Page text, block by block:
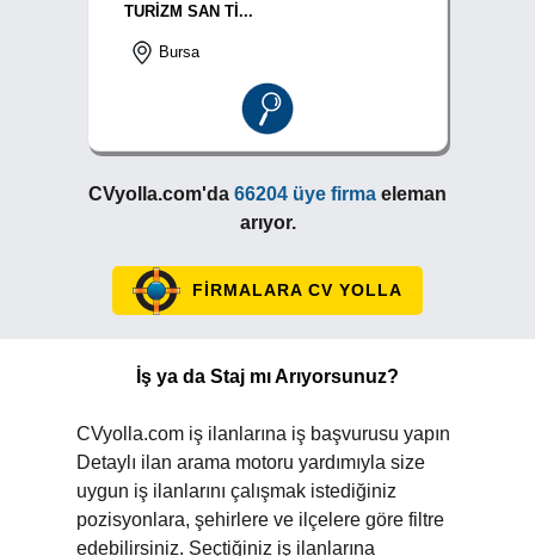
TURİZM SAN Tİ...
Bursa
CVyolla.com'da 66204 üye firma eleman
arıyor.
FİRMALARA CV YOLLA
İş ya da Staj mı Arıyorsunuz?
CVyolla.com iş ilanlarına iş başvurusu yapın
Detaylı ilan arama motoru yardımıyla size
uygun iş ilanlarını çalışmak istediğiniz
pozisyonlara, şehirlere ve ilçelere göre filtre
edebilirsiniz. Seçtiğiniz iş ilanlarına